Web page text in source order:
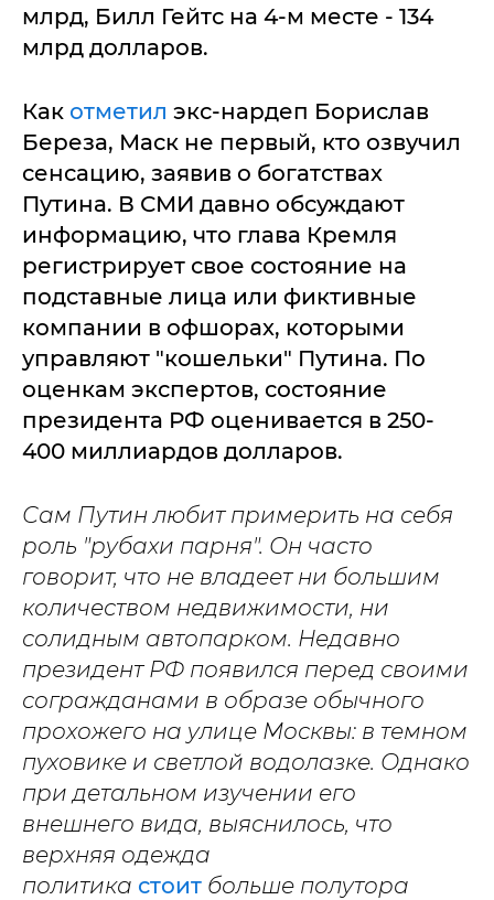
млрд, Билл Гейтс на 4-м месте - 134
млрд долларов.
Как отметил экс-нардеп Борислав
Береза, Маск не первый, кто озвучил
сенсацию, заявив о богатствах
Путина. В СМИ давно обсуждают
информацию, что глава Кремля
регистрирует свое состояние на
подставные лица или фиктивные
компании в офшорах, которыми
управляют "кошельки" Путина. По
оценкам экспертов, состояние
президента РФ оценивается в 250-
400 миллиардов долларов.
Сам Путин любит примерить на себя
роль "рубахи парня". Он часто
говорит, что не владеет ни большим
количеством недвижимости, ни
солидным автопарком. Недавно
президент РФ появился перед своими
согражданами в образе обычного
прохожего на улице Москвы: в темном
пуховике и светлой водолазке. Однако
при детальном изучении его
внешнего вида, выяснилось, что
верхняя одежда
политика стоит больше полутора